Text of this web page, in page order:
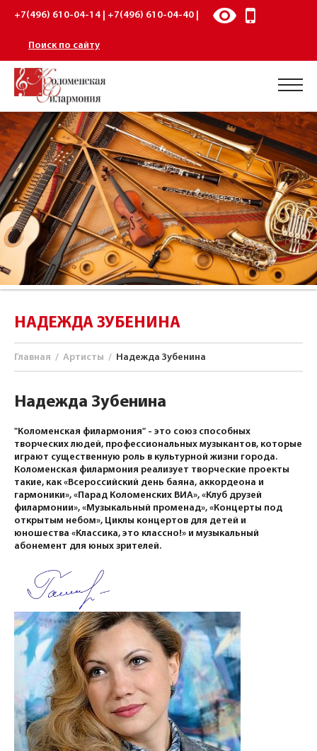
+7(496) 610-04-14 | +7(496) 610-04-40 |
Поиск по сайту
НАДЕЖДА ЗУБЕНИНА
Главная / Артисты / Надежда Зубенина
Надежда Зубенина
"Коломенская филармония" - это союз способных
творческих людей, профессиональных музыкантов, которые
играют существенную роль в культурной жизни города.
Коломенская филармония реализует творческие проекты
такие, как «Всероссийский день баяна, аккордеона и
гармоники», «Парад Коломенских ВИА», «Клуб друзей
филармонии», «Музыкальный променад», «Концерты под
открытым небом», Циклы концертов для детей и
юношества «Классика, это классно!» и музыкальный
абонемент для юных зрителей.